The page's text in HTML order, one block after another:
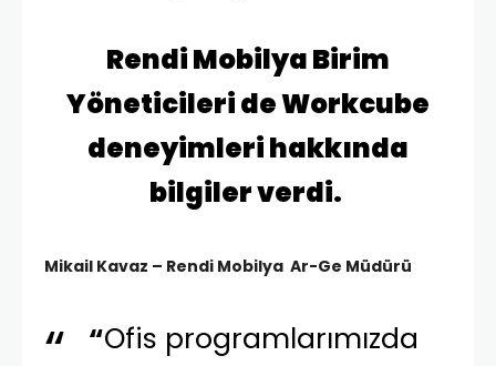
Rendi Mobilya Birim
Yöneticileri de Workcube
deneyimleri hakkında
bilgiler verdi.
Mikail Kavaz – Rendi Mobilya Ar-Ge Müdürü
“Ofis programlarımızda